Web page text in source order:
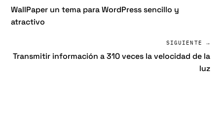
WallPaper un tema para WordPress sencillo y
atractivo
SIGUIENTE →
Transmitir información a 310 veces la velocidad de la
luz